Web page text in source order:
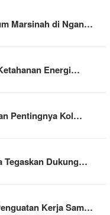
Marsinah di Ngan…
Energi…
Pentingnya Kol…
Tegaskan Dukung…
Kerja Sam…